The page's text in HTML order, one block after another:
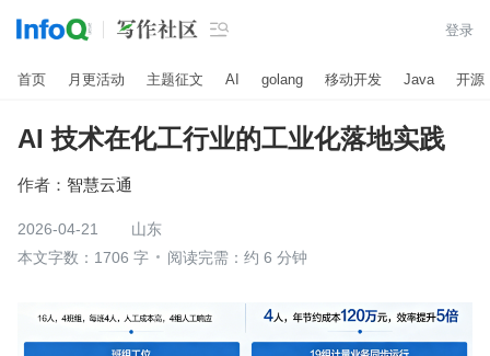
 登录
首页 月更活动 主题征文 AI golang 移动开发 Java 开源
AI 技术在化工行业的工业化落地实践
作者： 智慧云通
2026-04-21
山东
本文字数：1706 字
阅读完需：约 6 分钟